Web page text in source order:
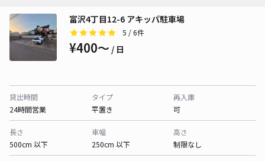
富沢4丁目12-6 アキッパ駐車場
5 / 6件
¥400〜 / 日
貸出時間
24時間営業
タイプ
平置き
再入庫
可
長さ
500cm 以下
車幅
250cm 以下
高さ
制限なし